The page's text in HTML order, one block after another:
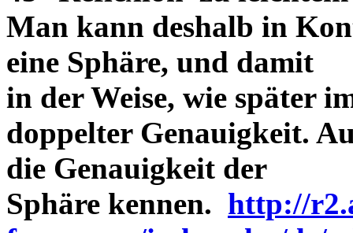
Man kann deshalb in
eine Sphäre, und damit
in der Weise, wie später
doppelter Genauigkeit.
die Genauigkeit der
Sphäre kennen. http://